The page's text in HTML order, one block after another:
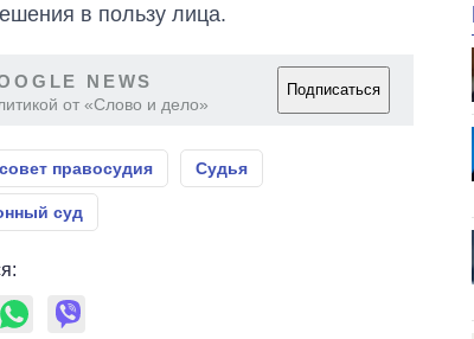
в пользу лица.
NEWS
от «Слово и дело»
Подписаться
правосудия Судья
суд